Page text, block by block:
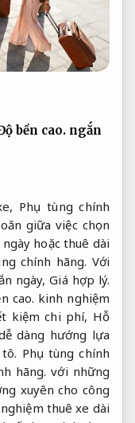
bền cao. ngắn
Phụ tùng chính
giữa việc chọn
hoặc thuê dài
chính hãng. Với
ngày,Giá hợp lý.
cao. kinh nghiệm
kiệm chi phí, Hỗ
dàng hướng lựa
Phụ tùng chính
hãng. với những
xuyên cho công
thuê xe dài